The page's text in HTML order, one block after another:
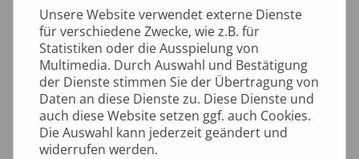
Buchmann und allen Mitwirkenden, die das
Sedermahl so engagiert vorbereitet haben!
Zeit: Samstag, 12. April 2025, 19:00 Uhr
Ort: Evanglisch-Freikirchliche Gemeinde, Leipziger
Straße 11, 04651 Bad Lausick
Unsere Website verwendet externe Dienste
für verschiedene Zwecke, wie z.B. für
Statistiken oder die Ausspielung von
Multimedia. Durch Auswahl und Bestätigung
der Dienste stimmen Sie der Übertragung von
Daten an diese Dienste zu. Diese Dienste und
auch diese Website setzen ggf. auch Cookies.
Die Auswahl kann jederzeit geändert und
widerrufen werden.